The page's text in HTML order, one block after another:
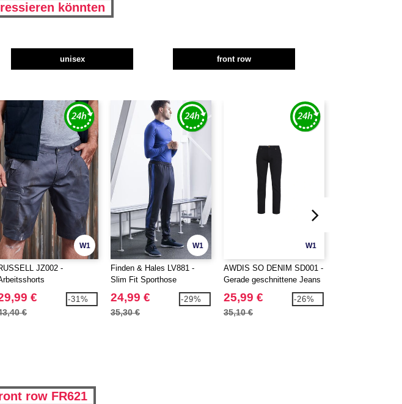
könnten
unisex front row
W1
JZ002 -
€
€
-31%
W1
Finden & Hales LV881 -
Slim Fit Sporthose
24,99 €
35,30 €
-29%
W1
AWDIS SO DENIM SD001 -
Gerade geschnittene Jeans
Leo
25,99 €
35,10 €
-26%
row FR621